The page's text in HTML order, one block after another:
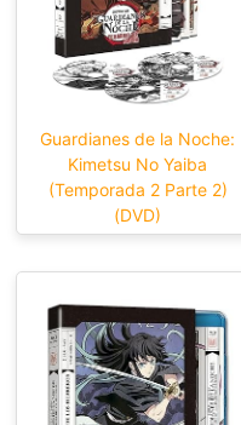
Guardianes de la Noche:
Kimetsu No Yaiba
(Temporada 2 Parte 2)
(DVD)